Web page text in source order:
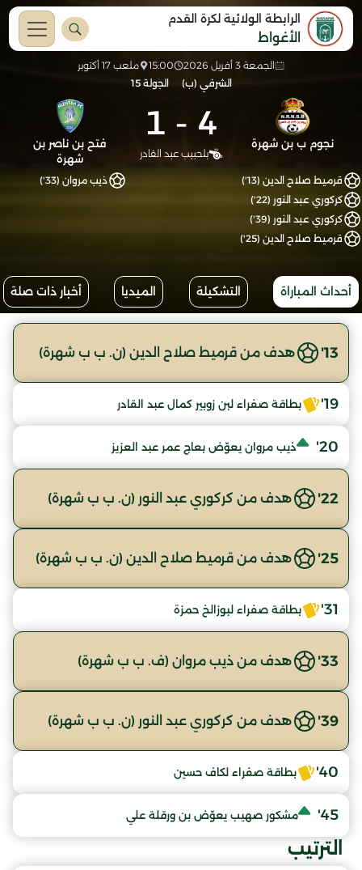
الرابطة الولائية لكرة القدم
الأغواط
الجمعة 3 أفريل 2026 15:00
ملعب 17 أكتوبر
الشرفي (ب)
الجولة 15
نجوم ب بن شهرة 4
-
1
بلحبيب عبد القادر
فتح بن ناصر بن
شهرة
قرميط صلاح الدين (13')
كركوري عبد النور (22')
كركوري عبد النور (39')
قرميط صلاح الدين (25')
ذيب مروان (33')
أحداث المباراة التشكيلة الميديا أخبار ذات صلة
13' هدف من قرميط صلاح الدين (ن. ب ب شهرة)
19' بطاقة صفراء لبن زوبير كمال عبد القادر
20' ذيب مروان يعوّض بعاج عمر عبد العزيز
22' هدف من كركوري عبد النور (ن. ب ب شهرة)
25' هدف من قرميط صلاح الدين (ن. ب ب شهرة)
31' بطاقة صفراء لبوزالخ حمزة
33' هدف من ذيب مروان (ف. ب ب شهرة)
39' هدف من كركوري عبد النور (ن. ب ب شهرة)
40' بطاقة صفراء لكاف حسين
45' مشكور صهيب يعوّض بن ورقلة علي
الترتيب